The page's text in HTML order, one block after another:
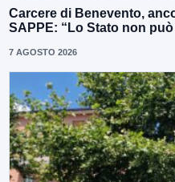
Carcere di Benevento,
SAPPE: “Lo Stato non può
7 AGOSTO 2026